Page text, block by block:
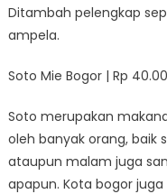
Ditambah pelengkap
ampela.
Soto Mie Bogor | Rp
Soto merupakan
oleh banyak orang, baik
ataupun malam juga
apapun. Kota bogor